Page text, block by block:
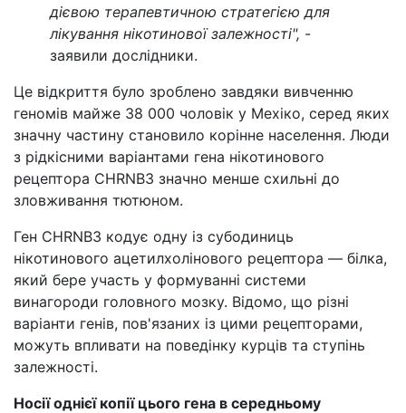
дієвою терапевтичною стратегією для
лікування нікотинової залежності", -
заявили дослідники.
Це відкриття було зроблено завдяки вивченню
геномів майже 38 000 чоловік у Мехіко, серед яких
значну частину становило корінне населення. Люди
з рідкісними варіантами гена нікотинового
рецептора CHRNB3 значно менше схильні до
зловживання тютюном.
Ген CHRNB3 кодує одну із субодиниць
нікотинового ацетилхолінового рецептора — білка,
який бере участь у формуванні системи
винагороди головного мозку. Відомо, що різні
варіанти генів, пов'язаних із цими рецепторами,
можуть впливати на поведінку курців та ступінь
залежності.
Носії однієї копії цього гена в середньому